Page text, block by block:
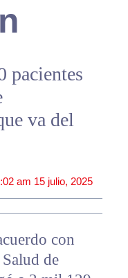
pacientes
va del
am 15 julio, 2025
con
de